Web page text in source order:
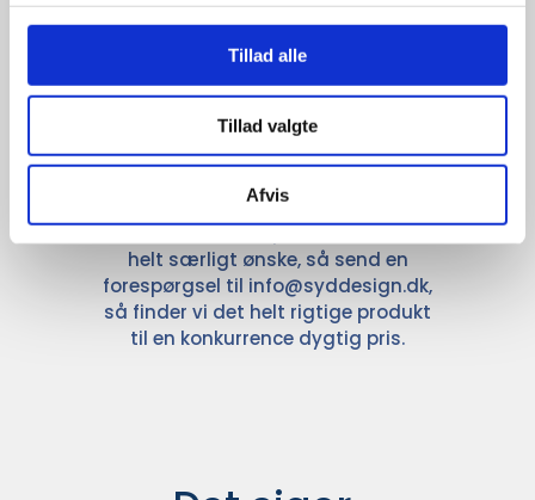
Tillad alle
Tillad valgte
Afvis
Kun et lille udvalg vises på
hjemmesiden
Produkterne på hjemmesiden er
kun et lille udpluk af de
Udvalget er langt større, så har I en
idé til et konkret produkt, eller et
helt særligt ønske, så send en
forespørgsel til info@syddesign.dk,
så finder vi det helt rigtige produkt
til en konkurrence dygtig pris.